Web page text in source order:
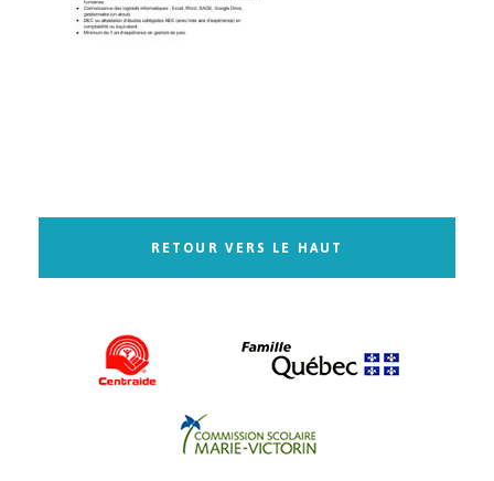
RETOUR VERS LE HAUT